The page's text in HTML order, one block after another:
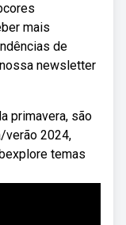
mais
de
newsletter
primavera, são
verão 2024,
temas